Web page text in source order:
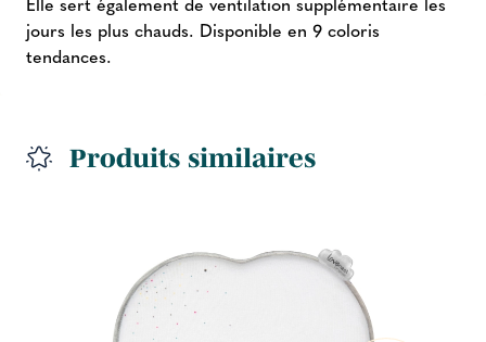
jours les plus chauds. Disponible en 9 coloris
tendances.
Produits similaires